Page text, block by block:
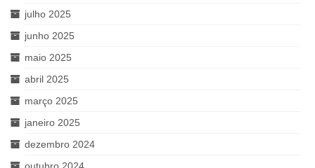
julho 2025
junho 2025
maio 2025
abril 2025
março 2025
janeiro 2025
dezembro 2024
outubro 2024